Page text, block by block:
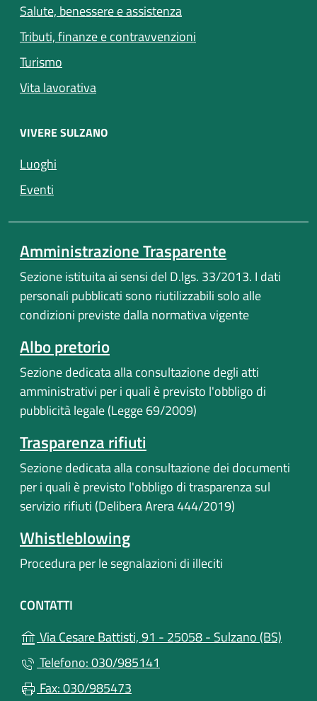
Salute, benessere e assistenza
Tributi, finanze e contravvenzioni
Turismo
Vita lavorativa
VIVERE SULZANO
Luoghi
Eventi
Amministrazione Trasparente
Sezione istituita ai sensi del D.lgs. 33/2013. I dati
personali pubblicati sono riutilizzabili solo alle
condizioni previste dalla normativa vigente
Albo pretorio
Sezione dedicata alla consultazione degli atti
amministrativi per i quali è previsto l'obbligo di
pubblicità legale (Legge 69/2009)
Trasparenza rifiuti
Sezione dedicata alla consultazione dei documenti
per i quali è previsto l'obbligo di trasparenza sul
servizio rifiuti (Delibera Arera 444/2019)
Whistleblowing
Procedura per le segnalazioni di illeciti
CONTATTI
Via Cesare Battisti, 91 - 25058 - Sulzano (BS)
Telefono: 030/985141
Fax: 030/985473